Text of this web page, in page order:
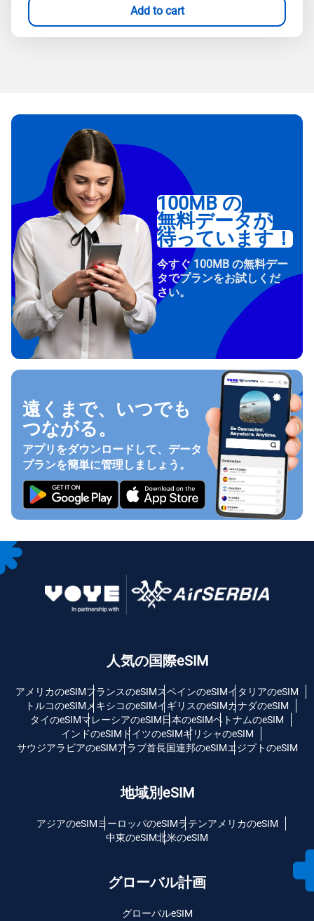
Add to cart
100MB の
無料データが
待っています！
今すぐ 100MB の無料デー
タでプランをお試しくだ
さい。
遠くまで、いつでも
つながる。
アプリをダウンロードして、データ
プランを簡単に管理しましょう。
人気の国際eSIM
アメリカのeSIMフランスのeSIMスペインのeSIMイタリアのeSIM
トルコのeSIM メキシコのeSIMイギリスのeSIMカナダのeSIM
タイのeSIMマレーシアのeSIM日本のeSIMベトナムのeSIM
インドのeSIM ドイツのeSIMギリシャのeSIM
サウジアラビアのeSIMアラブ首長国連邦のeSIMエジプトのeSIM
地域別eSIM
アジアのeSIMヨーロッパのeSIMラテンアメリカのeSIM
中東のeSIM北米のeSIM
グローバル計画
グローバルeSIM